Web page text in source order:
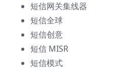
短信网关集线器
短信全球
短信创意
短信 MISR
短信模式